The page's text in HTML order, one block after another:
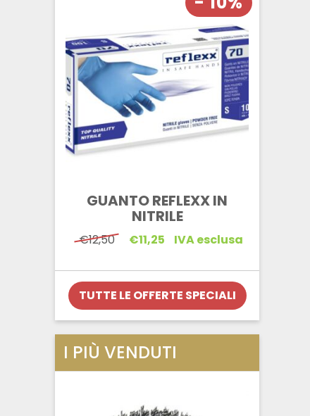
GUANTO REFLEXX IN
NITRILE
€12,50 Il
era:
€12,50.
€11,25
Il
è:
€11,25.
IVA esclusa
TUTTE LE OFFERTE SPECIALI
I PIÙ VENDUTI